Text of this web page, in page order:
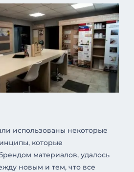
использованы некоторые
которые
материалов, удалось
новым и тем, что все